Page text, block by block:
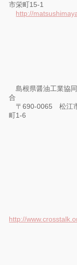
市栄町15-1
http://
島根県醤油工業協
合
〒690-0065 松江
町1-6
http://